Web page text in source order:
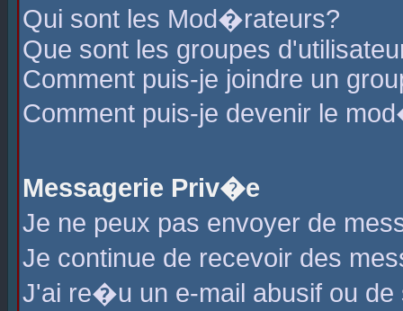
Qui sont les Mod�rateurs?
Que sont les groupes
Comment puis-je joindre un
Comment puis-je devenir le
Messagerie Priv�e
Je ne peux pas envoyer de
Je continue de recevoir des
J'ai re�u un e-mail abusif ou de